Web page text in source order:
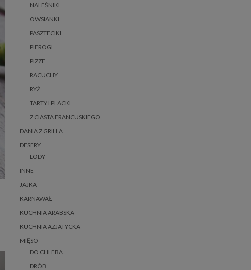
NALEŚNIKI
OWSIANKI
PASZTECIKI
PIEROGI
PIZZE
RACUCHY
RYŻ
TARTY I PLACKI
Z CIASTA FRANCUSKIEGO
DANIA Z GRILLA
DESERY
LODY
INNE
JAJKA
KARNAWAŁ
KUCHNIA ARABSKA
KUCHNIA AZJATYCKA
MIĘSO
DO CHLEBA
DRÓB